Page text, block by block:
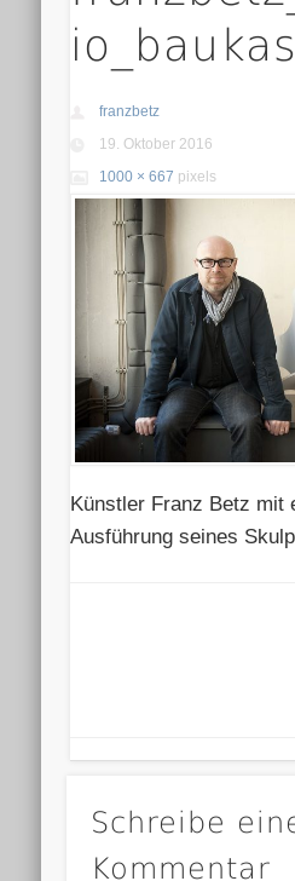
franzbetz
19. Oktober 2016
1000 × 667 pixels
Künstler Franz Betz mit
Ausführung seines
Schreibe
Kommentar